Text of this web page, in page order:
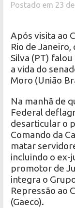
Postado em 23
Após visita ao
Rio de
Silva (PT)
a vida do
Moro (União
Na manhã de
Federal
desarticular o
Comando da
matar
incluindo o ex-
promotor de
integra o
Repressão ao
(Gaeco).